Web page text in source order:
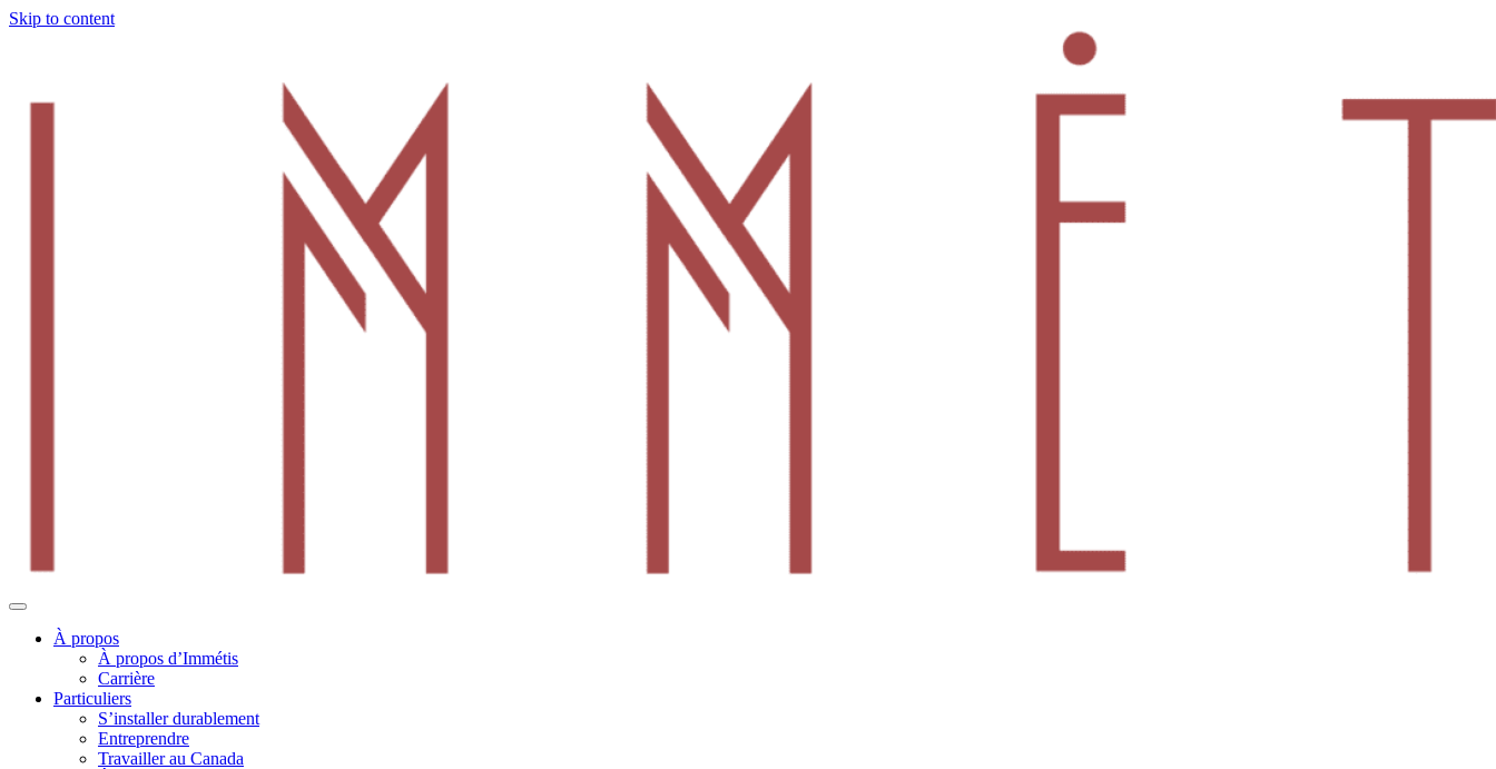
Skip to content
À propos
À propos d’Immétis
Carrière
Particuliers
S’installer durablement
Entreprendre
Travailler au Canada